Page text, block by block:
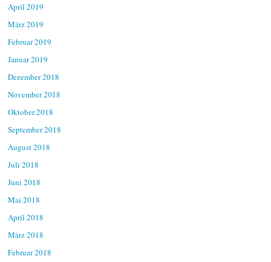
April 2019
März 2019
Februar 2019
Januar 2019
Dezember 2018
November 2018
Oktober 2018
September 2018
August 2018
Juli 2018
Juni 2018
Mai 2018
April 2018
März 2018
Februar 2018